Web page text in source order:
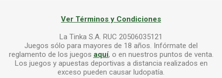
Ver Términos y Condiciones
La Tinka S.A. RUC 20506035121
Juegos sólo para mayores de 18 años. Infórmate del
reglamento de los juegos aquí, o en nuestros puntos de venta.
Los juegos y apuestas deportivas a distancia realizados en
exceso pueden causar ludopatía.